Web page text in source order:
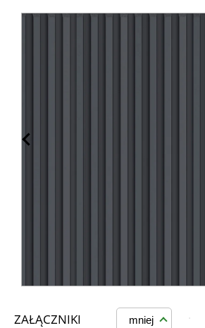
ZAŁĄCZNIKI mniej